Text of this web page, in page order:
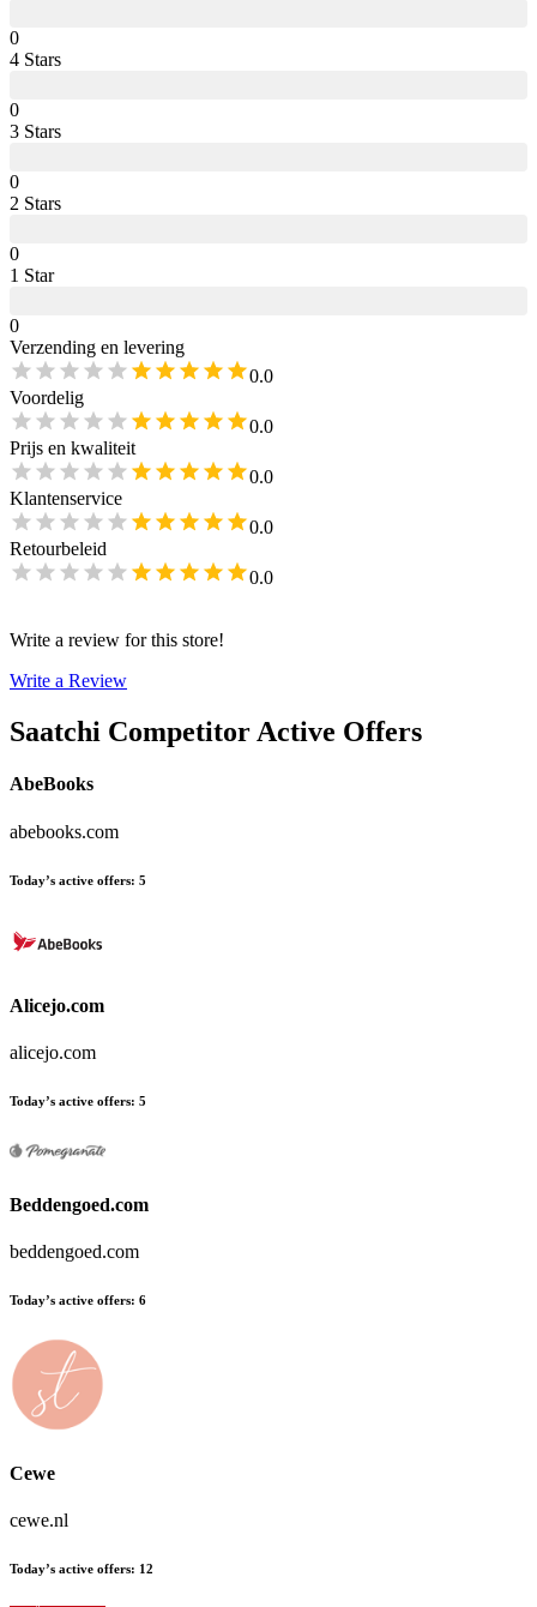
0
4 Stars
0
3 Stars
0
2 Stars
0
1 Star
0
Verzending en levering
0.0
Voordelig
0.0
Prijs en kwaliteit
0.0
Klantenservice
0.0
Retourbeleid
0.0
Write a review for this store!
Write a Review
Saatchi Competitor Active Offers
AbeBooks
abebooks.com
Today’s active offers: 5
Alicejo.com
alicejo.com
Today’s active offers: 5
Beddengoed.com
beddengoed.com
Today’s active offers: 6
Cewe
cewe.nl
Today’s active offers: 12